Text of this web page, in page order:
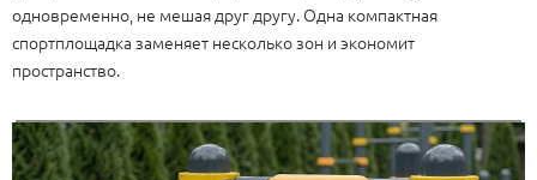
одновременно, не мешая друг другу. Одна компактная
спортплощадка заменяет несколько зон и экономит
пространство.